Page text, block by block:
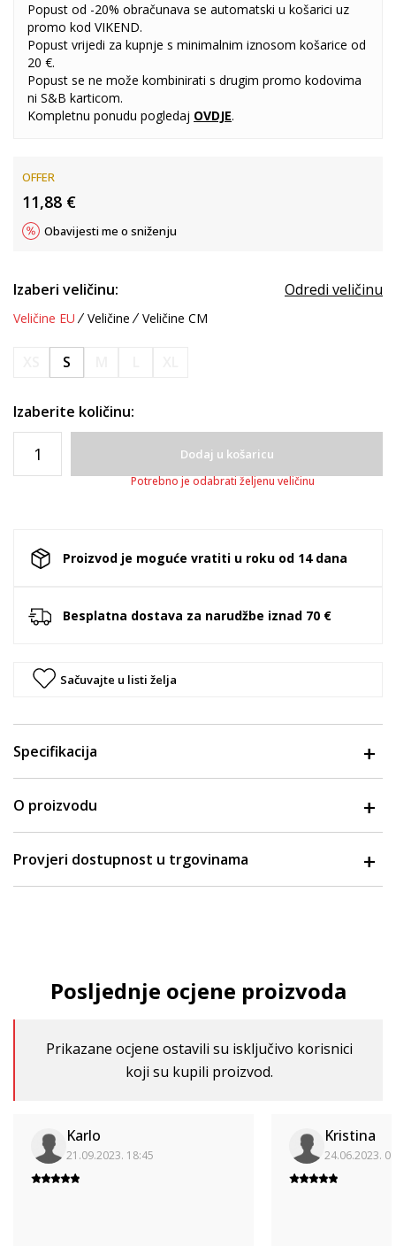
Popust od -20% obračunava se automatski u košarici uz
promo kod VIKEND.
Popust vrijedi za kupnje s minimalnim iznosom košarice od
20 €.
Popust se ne može kombinirati s drugim promo kodovima
ni S&B karticom.
Kompletnu ponudu pogledaj OVDJE.
OFFER
11,88 €
Obavijesti me o sniženju
Izaberi veličinu: Odredi veličinu
Veličine EU Veličine Veličine CM
S
Izaberite količinu:
Dodaj u košaricu
Potrebno je odabrati željenu veličinu
Proizvod je moguće vratiti u roku od 14 dana
Besplatna dostava za narudžbe iznad 70 €
Sačuvajte u listi želja
Specifikacija
O proizvodu
Provjeri dostupnost u trgovinama
Posljednje ocjene proizvoda
Prikazane ocjene ostavili su isključivo korisnici
koji su kupili proizvod.
Karlo
21.09.2023. 18:45
Kristina
24.06.2023.